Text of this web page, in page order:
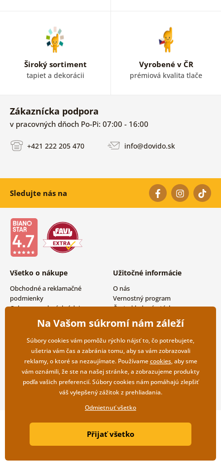
Široký sortiment
tapiet a dekorácii
Vyrobené v ČR
prémiová kvalita tlače
Zákaznícka podpora
v pracovných dňoch Po-Pi: 07:00 - 16:00
+421 222 205 470 info@dovido.sk
Sledujte nás na
Všetko o nákupe
Obchodné a reklamačné
podmienky
Ochrana osobných údajov
Možnosti dopravy a platby
Vrátenie tovaru
Užitočné informácie
O nás
Vernostný program
Často kladené otázky
Magazín
Kontakty
Veľkoobchodná spolupráca
Copyright ©2019 © Dovido.sk.
Litvanyi.sk| E-shop vytvorila
Na Vašom súkromí nám záleží
Súbory cookies vám pomôžu rýchlo nájsť to, čo potrebujete,
ušetria vám čas a zabránia tomu, aby sa vám zobrazovali
reklamy, o ktoré sa nezaujímate. Používamecookies, aby sme
vám oznámili, že ste na našej stránke, a zobrazujeme produkty
podľa vašich preferencií. Súbory cookies nám pomáhajú zlepšiť
váš vylepšený zážitok z prehliadania.
Odmietnuť všetko
Přijať všetko